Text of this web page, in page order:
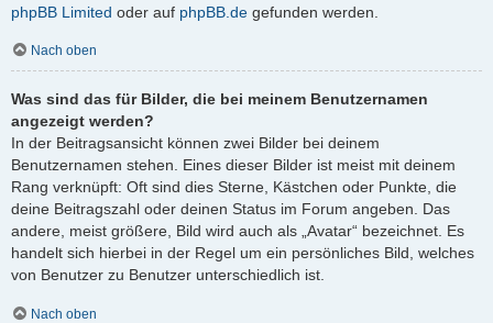
phpBB Limited oder auf phpBB.de gefunden werden.
Nach oben
Was sind das für Bilder, die bei meinem Benutzernamen
angezeigt werden?
In der Beitragsansicht können zwei Bilder bei deinem
Benutzernamen stehen. Eines dieser Bilder ist meist mit deinem
Rang verknüpft: Oft sind dies Sterne, Kästchen oder Punkte, die
deine Beitragszahl oder deinen Status im Forum angeben. Das
andere, meist größere, Bild wird auch als „Avatar“ bezeichnet. Es
handelt sich hierbei in der Regel um ein persönliches Bild, welches
von Benutzer zu Benutzer unterschiedlich ist.
Nach oben